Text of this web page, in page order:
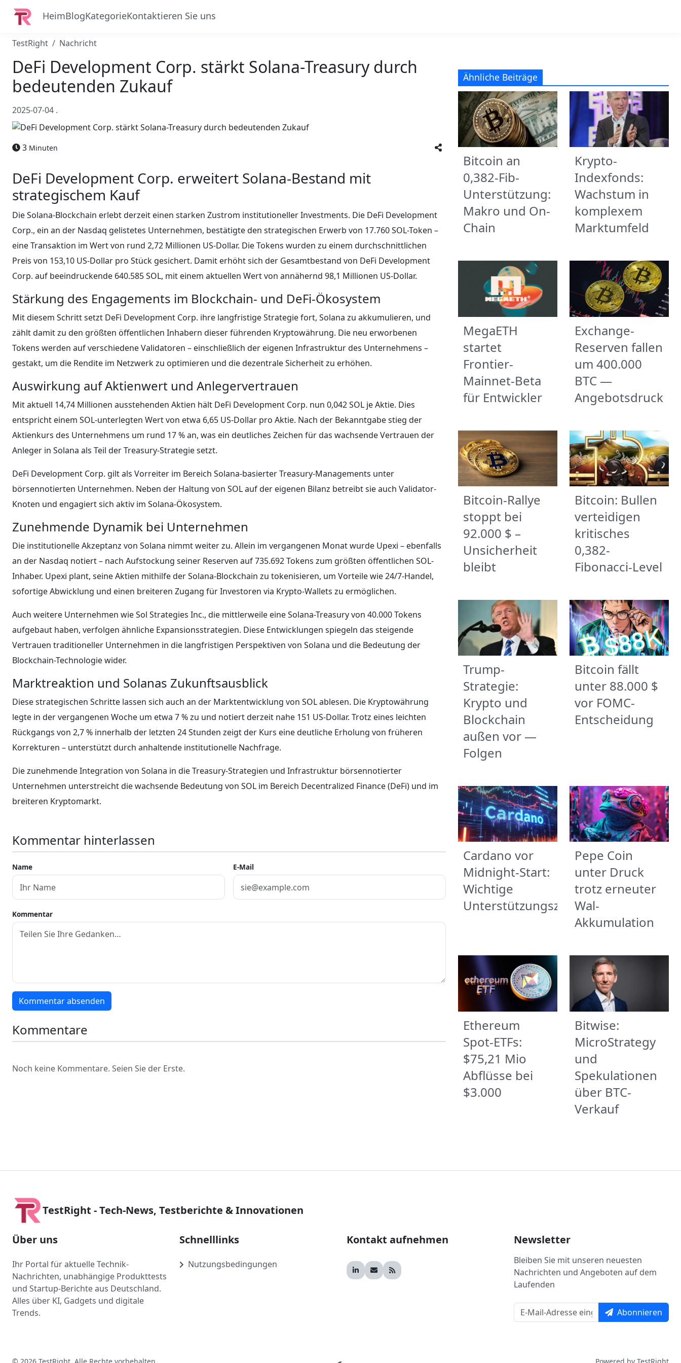
HeimBlogKategorieKontaktieren Sie uns
TestRight Nachricht
DeFi Development Corp. stärkt Solana-Treasury durch
bedeutenden Zukauf
2025-07-04 .
3 Minuten
DeFi Development Corp. erweitert Solana-Bestand mit
strategischem Kauf
Die Solana-Blockchain erlebt derzeit einen starken Zustrom institutioneller Investments. Die DeFi Development
Corp., ein an der Nasdaq gelistetes Unternehmen, bestätigte den strategischen Erwerb von 17.760 SOL-Token –
eine Transaktion im Wert von rund 2,72 Millionen US-Dollar. Die Tokens wurden zu einem durchschnittlichen
Preis von 153,10 US-Dollar pro Stück gesichert. Damit erhöht sich der Gesamtbestand von DeFi Development
Corp. auf beeindruckende 640.585 SOL, mit einem aktuellen Wert von annähernd 98,1 Millionen US-Dollar.
Stärkung des Engagements im Blockchain- und DeFi-Ökosystem
Mit diesem Schritt setzt DeFi Development Corp. ihre langfristige Strategie fort, Solana zu akkumulieren, und
zählt damit zu den größten öffentlichen Inhabern dieser führenden Kryptowährung. Die neu erworbenen
Tokens werden auf verschiedene Validatoren – einschließlich der eigenen Infrastruktur des Unternehmens –
gestakt, um die Rendite im Netzwerk zu optimieren und die dezentrale Sicherheit zu erhöhen.
Auswirkung auf Aktienwert und Anlegervertrauen
Mit aktuell 14,74 Millionen ausstehenden Aktien hält DeFi Development Corp. nun 0,042 SOL je Aktie. Dies
entspricht einem SOL-unterlegten Wert von etwa 6,65 US-Dollar pro Aktie. Nach der Bekanntgabe stieg der
Aktienkurs des Unternehmens um rund 17 % an, was ein deutliches Zeichen für das wachsende Vertrauen der
Anleger in Solana als Teil der Treasury-Strategie setzt.
DeFi Development Corp. gilt als Vorreiter im Bereich Solana-basierter Treasury-Managements unter
börsennotierten Unternehmen. Neben der Haltung von SOL auf der eigenen Bilanz betreibt sie auch Validator-
Knoten und engagiert sich aktiv im Solana-Ökosystem.
Zunehmende Dynamik bei Unternehmen
Die institutionelle Akzeptanz von Solana nimmt weiter zu. Allein im vergangenen Monat wurde Upexi – ebenfalls
an der Nasdaq notiert – nach Aufstockung seiner Reserven auf 735.692 Tokens zum größten öffentlichen SOL-
Inhaber. Upexi plant, seine Aktien mithilfe der Solana-Blockchain zu tokenisieren, um Vorteile wie 24/7-Handel,
sofortige Abwicklung und einen breiteren Zugang für Investoren via Krypto-Wallets zu ermöglichen.
Auch weitere Unternehmen wie Sol Strategies Inc., die mittlerweile eine Solana-Treasury von 40.000 Tokens
aufgebaut haben, verfolgen ähnliche Expansionsstrategien. Diese Entwicklungen spiegeln das steigende
Vertrauen traditioneller Unternehmen in die langfristigen Perspektiven von Solana und die Bedeutung der
Blockchain-Technologie wider.
Marktreaktion und Solanas Zukunftsausblick
Diese strategischen Schritte lassen sich auch an der Marktentwicklung von SOL ablesen. Die Kryptowährung
legte in der vergangenen Woche um etwa 7 % zu und notiert derzeit nahe 151 US-Dollar. Trotz eines leichten
Rückgangs von 2,7 % innerhalb der letzten 24 Stunden zeigt der Kurs eine deutliche Erholung von früheren
Korrekturen – unterstützt durch anhaltende institutionelle Nachfrage.
Die zunehmende Integration von Solana in die Treasury-Strategien und Infrastruktur börsennotierter
Unternehmen unterstreicht die wachsende Bedeutung von SOL im Bereich Decentralized Finance (DeFi) und im
breiteren Kryptomarkt.
Kommentar hinterlassen
Name E-Mail
Kommentar
Kommentar absenden
Kommentare
Noch keine Kommentare. Seien Sie der Erste.
Ähnliche Beiträge
Bitcoin an
0,382-Fib-
Unterstützung:
Makro und On-
Chain
Krypto-
Indexfonds:
Wachstum in
komplexem
Marktumfeld
MegaETH
startet
Frontier-
Mainnet-Beta
für Entwickler
Exchange-
Reserven fallen
um 400.000
BTC —
Angebotsdruck
Bitcoin-Rallye
stoppt bei
92.000 $ –
Unsicherheit
bleibt
Bitcoin: Bullen
verteidigen
kritisches
0,382-
Fibonacci-Level
Trump-
Strategie:
Krypto und
Blockchain
außen vor —
Folgen
Bitcoin fällt
unter 88.000 $
vor FOMC-
Entscheidung
Cardano vor
Midnight-Start:
Wichtige
Unterstützungszonen
Pepe Coin
unter Druck
trotz erneuter
Wal-
Akkumulation
Ethereum
Spot-ETFs:
$75,21 Mio
Abflüsse bei
$3.000
Bitwise:
MicroStrategy
und
Spekulationen
über BTC-
Verkauf
TestRight - Tech-News, Testberichte & Innovationen
Über uns
Ihr Portal für aktuelle Technik-
Nachrichten, unabhängige Produkttests
und Startup-Berichte aus Deutschland.
Alles über KI, Gadgets und digitale
Trends.
Schnelllinks
Nutzungsbedingungen
Kontakt aufnehmen Newsletter
Bleiben Sie mit unseren neuesten
Nachrichten und Angeboten auf dem
Laufenden
Abonnieren
© 2026 TestRight. Alle Rechte vorbehalten. Powered by TestRight